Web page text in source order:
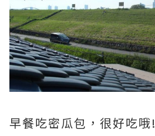
早餐吃密瓜包，很好吃哦!